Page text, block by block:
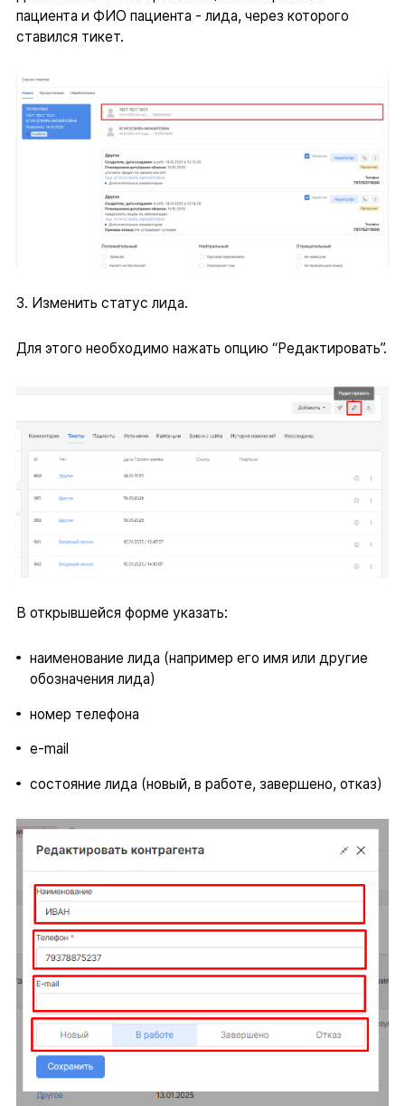
пациента и ФИО пациента - лида, через которого
ставился тикет.
3. Изменить статус лида.
Для этого необходимо нажать опцию “Редактировать”.
В открывшейся форме указать:
наименование лида (например его имя или другие
обозначения лида)
номер телефона
e-mail
состояние лида (новый, в работе, завершено, отказ)